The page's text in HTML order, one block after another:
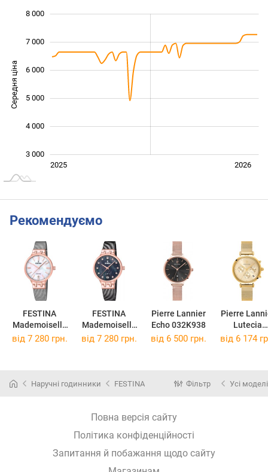
Середня ціна
3 000
4 000
5 000
6 000
8 000
7 000
L
Січ. 2025
Лип.
2027 2026
2025
Рекомендуємо
FESTINA
Mademoiselle
F20715/1
FESTINA
Mademoiselle
F20717/2
Pierre Lannier
Echo 032K938
Pierre
Lutecia
083J542
від 7 280 грн. від 7 280 грн. від 6 500 грн. від 6 174
Наручні годинники FESTINA Фільтр Усі моделі
Повна версія сайту
Політика конфіденційності
Запитання й побажання щодо сайту